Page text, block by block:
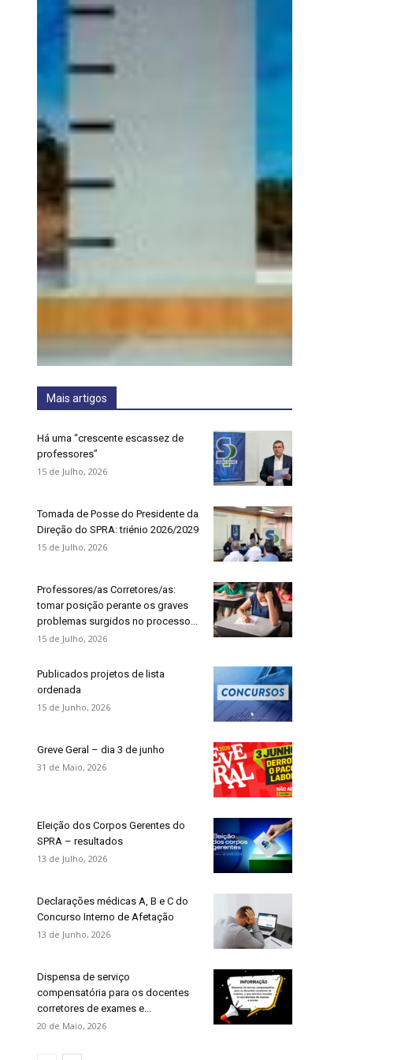
Mais artigos
Há uma “crescente escassez de
professores”
15 de Julho, 2026
Tomada de Posse do Presidente da
Direção do SPRA: triénio 2026/2029
15 de Julho, 2026
Professores/as Corretores/as:
tomar posição perante os graves
problemas surgidos no processo...
15 de Julho, 2026
Publicados projetos de lista
ordenada
15 de Junho, 2026
Greve Geral – dia 3 de junho
31 de Maio, 2026
Eleição dos Corpos Gerentes do
SPRA – resultados
13 de Julho, 2026
Declarações médicas A, B e C do
Concurso Interno de Afetação
13 de Junho, 2026
Dispensa de serviço
compensatória para os docentes
corretores de exames e...
20 de Maio, 2026